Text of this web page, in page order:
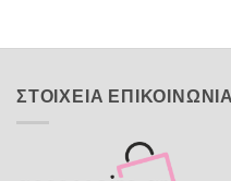
ΣΤΟΙΧΕΙΑ